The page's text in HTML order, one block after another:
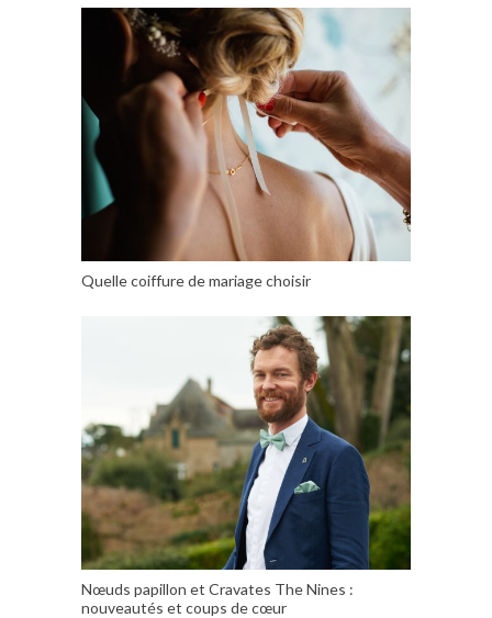
Quelle coiffure de mariage choisir
Nœuds papillon et Cravates The Nines :
nouveautés et coups de cœur